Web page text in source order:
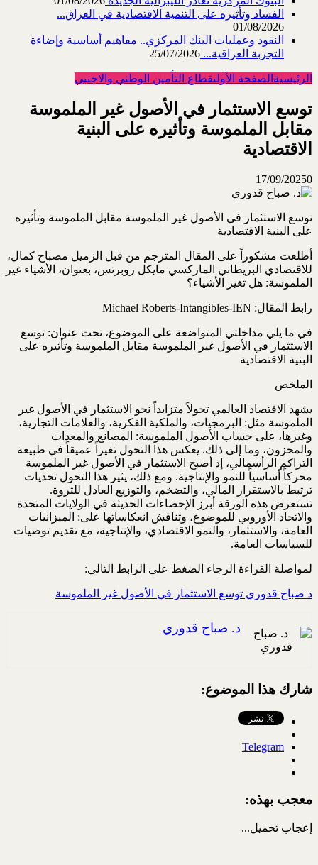
الفساد وتأثيره على التنمية الاقتصادية في العراق...
01/08/2026
النقود وعمليات البنك المركزي.. مفاهيم أساسية وإضاءة
التجربة العراقية... 25/07/2026
الرئيسية الصفحة الأولىقطاع التأمين الوطني والاجنبي
توسع الاستثمار في الأصول غير الملموسة
مقابل الملموسة وتأثيره على ‏البنية
الاقتصادية
17/09/20250
توسع الاستثمار في الأصول غير الملموسة مقابل الملموسة وتأثيره
على البنية الاقتصادية
أطلعت مشكوراً على المقال المترجم من قبل الزميل مصباح كمال،
للاقتصادي البريطاني الماركسي مايكل ‏روبرتس، بعنوان، الأشياء غير
الملموسة: هل تغير الأشياء؟
رابط المقال: ‏Michael Roberts-Intangibles-IEN
في ما يلي مداخلتي المتواضعة على الموضوع، تحت عنوان: توسع
الاستثمار في الأصول غير الملموسة ‏مقابل الملموسة وتأثيره على
البنية الاقتصادية
الملخص
يشهد الاقتصاد العالمي تحولاً متزايداً نحو الاستثمار في الأصول غير
الملموسة مثل: البرمجيات، والملكية ‏الفكرية، والعلامات التجارية،
وغيرها، على حساب الأصول الملموسة: المصانع والمعدات
والمخزون، وما ‏إلى ذلك. يعكس هذا التحول تغيراً عميقاً في طبيعة
التراكم الرأسمالي، إذ أصبح الاستثمار في الأصول غير ‏الملموسة
محركاً أساسياً للنمو والإنتاجية. ومع ذلك، يثير هذا التحول تحديات
ترتبط بالاستقرار المالي، ‏والتضخم، والتوزيع العادل للثروة.
تستعرض هذه الورقة أبرز الإحصاءات الحديثة في الولايات المتحدة
‏والاتحاد الأوروبي للموضوع، وتناقش انعكاساتها على: الميزانيات
العامة، والاستثمار، والنمو الاقتصادي، ‏والإنتاجية، مع تقديم توصيات
للسياسات العامة.‏
لمواصلة القراءة الرجاء الضغط على الرابط التالي:
د صباح قدوري توسع الاستثمار في الأصول غير الملموسة
د. صباح قدوري
شارك هذا الموضوع:
Telegram
معجب بهذه:
إعجاب تحميل...